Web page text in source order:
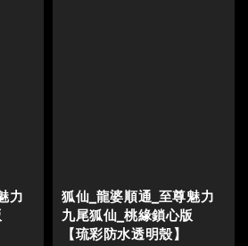
力
狐仙_龍婆順通_至尊魅力
九尾狐仙_桃緣鎖心版
【琉彩防水透明殼】